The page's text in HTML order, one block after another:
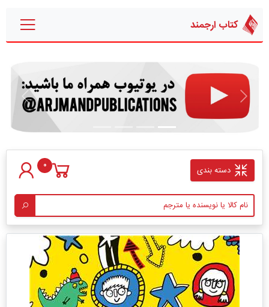
کتاب ارجمند
قبلی بعدی
دسته بندی 0